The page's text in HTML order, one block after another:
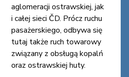
aglomeracji ostrawskiej, jak
i całej sieci ČD. Prócz ruchu
pasażerskiego, odbywa się
tutaj także ruch towarowy
związany z obsługą kopalń
oraz ostrawskiej huty.